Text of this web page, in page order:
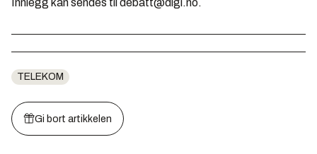
Innlegg kan sendes til debatt@digi.no.
TELEKOM
Gi bort artikkelen